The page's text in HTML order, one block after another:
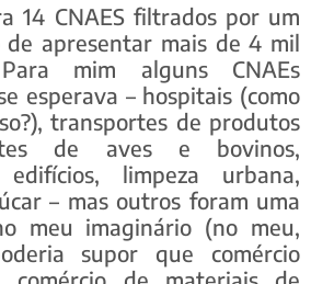
14 CNAES filtrados por um
apresentar mais de 4 mil
Para mim alguns CNAEs
esperava – hospitais (como
transportes de produtos
de aves e bovinos,
limpeza urbana,
– mas outros foram uma
meu imaginário (no meu,
supor que comércio